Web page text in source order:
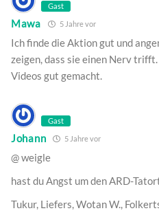
Gast
Mawa 5 Jahre vor
Ich finde die Aktion gut und
zeigen, dass sie einen Nerv
Videos gut gemacht.
Gast
Johann 5 Jahre vor
@ weigle
hast du Angst um den ARD-
Tukur, Liefers, Wotan W.,